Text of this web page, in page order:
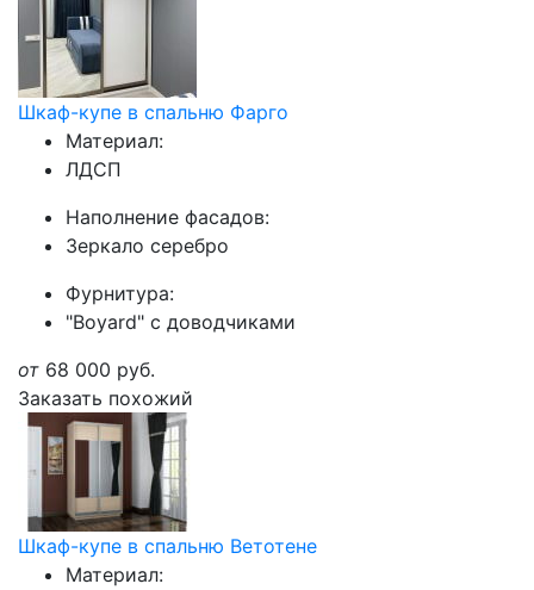
Шкаф-купе в спальню Фарго
Материал:
ЛДСП
Наполнение фасадов:
Зеркало серебро
Фурнитура:
"Boyard" с доводчиками
от 68 000 руб.
Заказать похожий
Шкаф-купе в спальню Ветотене
Материал: